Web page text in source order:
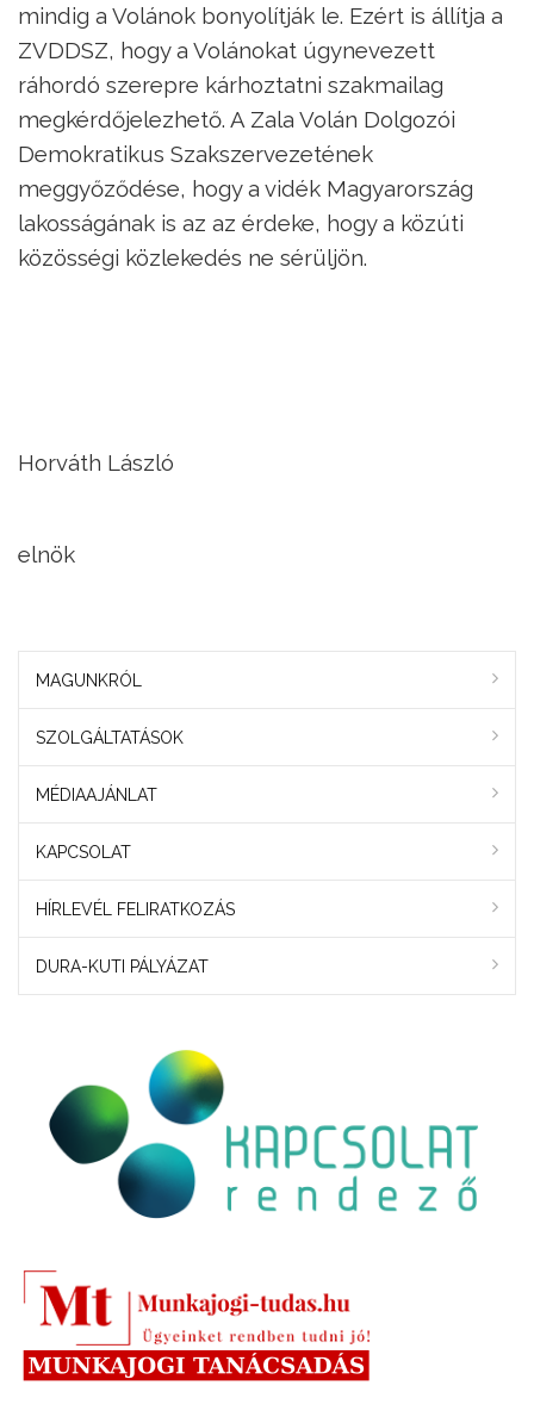
mindig a Volánok bonyolítják le. Ezért is állítja a
ZVDDSZ, hogy a Volánokat úgynevezett
ráhordó szerepre kárhoztatni szakmailag
megkérdőjelezhető. A Zala Volán Dolgozói
Demokratikus Szakszervezetének
meggyőződése, hogy a vidék Magyarország
lakosságának is az az érdeke, hogy a közúti
közösségi közlekedés ne sérüljön.
Horváth László
elnök
MAGUNKRÓL
SZOLGÁLTATÁSOK
MÉDIAAJÁNLAT
KAPCSOLAT
HÍRLEVÉL FELIRATKOZÁS
DURA-KUTI PÁLYÁZAT